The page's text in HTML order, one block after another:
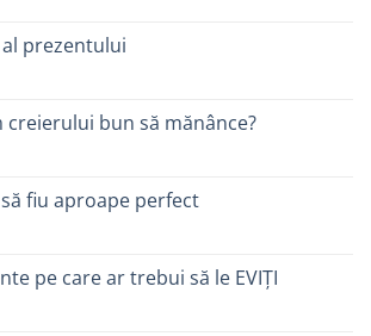
prezentului
creierului bun să mănânce?
fiu aproape perfect
pe care ar trebui să le EVIȚI